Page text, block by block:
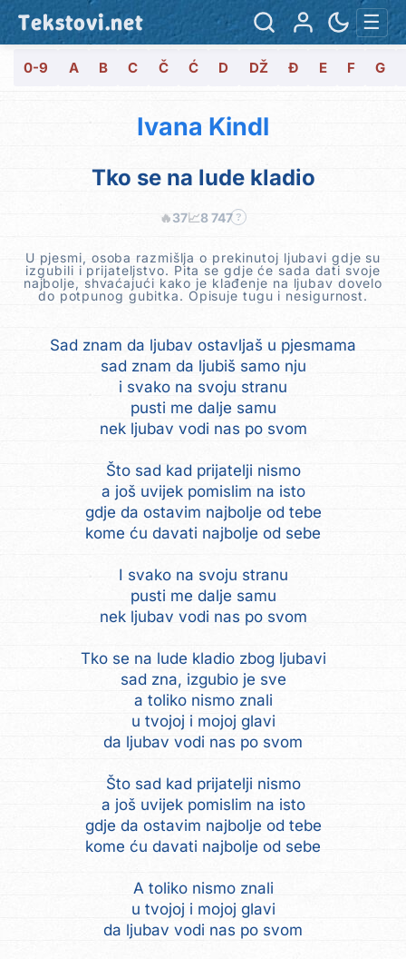
Tekstovi.net ☰
0-9 A B C Č Ć D DŽ Đ E F G
Ivana Kindl
Tko se na lude kladio
🔥37📈8 747 ?
U pjesmi, osoba razmišlja o prekinutoj ljubavi gdje su
izgubili i prijateljstvo. Pita se gdje će sada dati svoje
najbolje, shvaćajući kako je klađenje na ljubav dovelo
do potpunog gubitka. Opisuje tugu i nesigurnost.
Sad znam da ljubav ostavljaš u pjesmama
sad znam da ljubiš samo nju
i svako na svoju stranu
pusti me dalje samu
nek ljubav vodi nas po svom
Što sad kad prijatelji nismo
a još uvijek pomislim na isto
gdje da ostavim najbolje od tebe
kome ću davati najbolje od sebe
I svako na svoju stranu
pusti me dalje samu
nek ljubav vodi nas po svom
Tko se na lude kladio zbog ljubavi
sad zna, izgubio je sve
a toliko nismo znali
u tvojoj i mojoj glavi
da ljubav vodi nas po svom
Što sad kad prijatelji nismo
a još uvijek pomislim na isto
gdje da ostavim najbolje od tebe
kome ću davati najbolje od sebe
A toliko nismo znali
u tvojoj i mojoj glavi
da ljubav vodi nas po svom